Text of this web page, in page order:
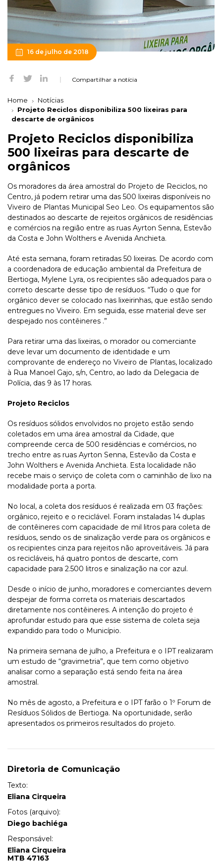
16 de julho de 2018
Compartilhar a notícia
Home
Notícias
Projeto Reciclos disponibiliza 500 lixeiras para
descarte de orgânicos
Projeto Reciclos disponibiliza
500 lixeiras para descarte de
orgânicos
Os moradores da área amostral do Projeto de Reciclos, no
Centro, já podem retirar uma das 500 lixeiras disponíveis no
Viveiro de Plantas Municipal Seo Leo. Os equipamentos são
destinados ao descarte de rejeitos orgânicos de residências
e comércios na região entre as ruas Ayrton Senna, Estevão
da Costa e John Wolthers e Avenida Anchieta.
Até esta semana, foram retiradas 50 lixeiras. De acordo com
a coordenadora de educação ambiental da Prefeitura de
Bertioga, Mylene Lyra, os recipientes são adequados para o
correto descarte desse tipo de resíduos. “Tudo o que for
orgânico dever se colocado nas lixeirinhas, que estão sendo
entregues no Viveiro. Em seguida, esse material deve ser
despejado nos contêineres .”
Para retirar uma das lixeiras, o morador ou comerciante
deve levar um documento de identidade e um
comprovante de endereço no Viveiro de Plantas, localizado
à Rua Manoel Gajo, s/n, Centro, ao lado da Delegacia de
Polícia, das 9 às 17 horas.
Projeto Reciclos
Os resíduos sólidos envolvidos no projeto estão sendo
coletados em uma área amostral da Cidade, que
compreende cerca de 500 residências e comércios, no
trecho entre as ruas Ayrton Senna, Estevão da Costa e
John Wolthers e Avenida Anchieta. Esta localidade não
recebe mais o serviço de coleta com o caminhão de lixo na
modalidade porta a porta.
No local, a coleta dos resíduos é realizada em 03 frações:
orgânico, rejeito e o reciclável. Foram instaladas 14 duplas
de contêineres com capacidade de mil litros para coleta de
resíduos, sendo os de sinalização verde para os orgânicos e
os recipientes cinza para rejeitos não aproveitáveis. Já para
os recicláveis, há quatro pontos de descarte, com
capacidade para 2.500 litros e sinalização na cor azul.
Desde o início de junho, moradores e comerciantes devem
despejar de forma correta os materiais descartados
diretamente nos contêineres. A intenção do projeto é
aprofundar estudo para que esse sistema de coleta seja
expandido para todo o Município.
Na primeira semana de julho, a Prefeitura e o IPT realizaram
um estudo de “gravimetria”, que tem como objetivo
analisar como a separação está sendo feita na área
amostral.
No mês de agosto, a Prefeitura e o IPT farão o 1º Forum de
Resíduos Sólidos de Bertioga. Na oportunidade, serão
apresentados os primeiros resultados do projeto.
Diretoria de Comunicação
Texto:
Eliana Cirqueira
Fotos (arquivo):
Diego bachiéga
Responsável:
Eliana Cirqueira
MTB 47163